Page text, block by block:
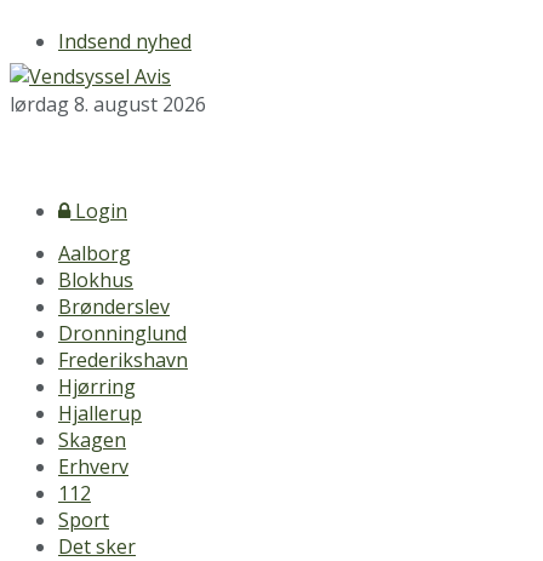
Indsend nyhed
lørdag 8. august 2026
Login
Aalborg
Blokhus
Brønderslev
Dronninglund
Frederikshavn
Hjørring
Hjallerup
Skagen
Erhverv
112
Sport
Det sker